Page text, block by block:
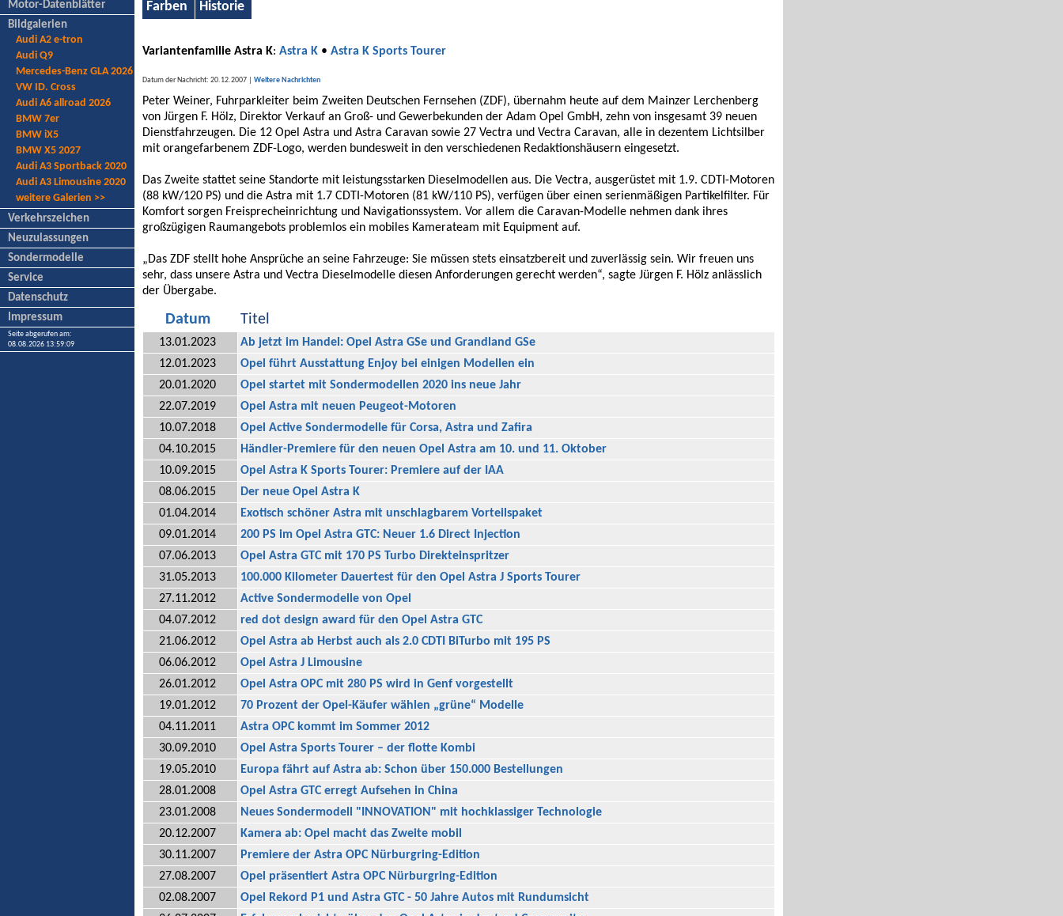
Motor-Datenblätter
Bildgalerien
Audi A2 e-tron
Audi Q9
Mercedes-Benz GLA 2026
VW ID. Cross
Audi A6 allroad 2026
BMW 7er
BMW iX5
BMW X5 2027
Audi A3 Sportback 2020
Audi A3 Limousine 2020
weitere Galerien >>
Verkehrszeichen
Neuzulassungen
Sondermodelle
Service
Datenschutz
Impressum
Seite abgerufen am:
08.08.2026 13:59:09
Farben
Historie
Variantenfamilie Astra K: Astra K • Astra K Sports Tourer
Datum der Nachricht: 20.12.2007 | Weitere Nachrichten
Peter Weiner, Fuhrparkleiter beim Zweiten Deutschen Fernsehen (ZDF), übernahm heute auf dem Mainzer Lerchenberg
von Jürgen F. Hölz, Direktor Verkauf an Groß- und Gewerbekunden der Adam Opel GmbH, zehn von insgesamt 39 neuen
Dienstfahrzeugen. Die 12 Opel Astra und Astra Caravan sowie 27 Vectra und Vectra Caravan, alle in dezentem Lichtsilber
mit orangefarbenem ZDF-Logo, werden bundesweit in den verschiedenen Redaktionshäusern eingesetzt.
Das Zweite stattet seine Standorte mit leistungsstarken Dieselmodellen aus. Die Vectra, ausgerüstet mit 1.9. CDTI-Motoren
(88 kW/120 PS) und die Astra mit 1.7 CDTI-Motoren (81 kW/110 PS), verfügen über einen serienmäßigen Partikelfilter. Für
Komfort sorgen Freisprecheinrichtung und Navigationssystem. Vor allem die Caravan-Modelle nehmen dank ihres
großzügigen Raumangebots problemlos ein mobiles Kamerateam mit Equipment auf.
„Das ZDF stellt hohe Ansprüche an seine Fahrzeuge: Sie müssen stets einsatzbereit und zuverlässig sein. Wir freuen uns
sehr, dass unsere Astra und Vectra Dieselmodelle diesen Anforderungen gerecht werden“, sagte Jürgen F. Hölz anlässlich
der Übergabe.
Datum Titel
13.01.2023
Ab jetzt im Handel: Opel Astra GSe und Grandland GSe
12.01.2023
Opel führt Ausstattung Enjoy bei einigen Modellen ein
20.01.2020
Opel startet mit Sondermodellen 2020 ins neue Jahr
22.07.2019
Opel Astra mit neuen Peugeot-Motoren
10.07.2018
Opel Active Sondermodelle für Corsa, Astra und Zafira
04.10.2015
Händler-Premiere für den neuen Opel Astra am 10. und 11. Oktober
10.09.2015
Opel Astra K Sports Tourer: Premiere auf der IAA
08.06.2015
Der neue Opel Astra K
01.04.2014
Exotisch schöner Astra mit unschlagbarem Vorteilspaket
09.01.2014
200 PS im Opel Astra GTC: Neuer 1.6 Direct Injection
07.06.2013
Opel Astra GTC mit 170 PS Turbo Direkteinspritzer
31.05.2013
100.000 Kilometer Dauertest für den Opel Astra J Sports Tourer
27.11.2012
Active Sondermodelle von Opel
04.07.2012
red dot design award für den Opel Astra GTC
21.06.2012
Opel Astra ab Herbst auch als 2.0 CDTI BiTurbo mit 195 PS
06.06.2012
Opel Astra J Limousine
26.01.2012
Opel Astra OPC mit 280 PS wird in Genf vorgestellt
19.01.2012
70 Prozent der Opel-Käufer wählen „grüne“ Modelle
04.11.2011
Astra OPC kommt im Sommer 2012
30.09.2010
Opel Astra Sports Tourer – der flotte Kombi
19.05.2010
Europa fährt auf Astra ab: Schon über 150.000 Bestellungen
28.01.2008
Opel Astra GTC erregt Aufsehen in China
23.01.2008
Neues Sondermodell "INNOVATION" mit hochklassiger Technologie
20.12.2007
Kamera ab: Opel macht das Zweite mobil
30.11.2007
Premiere der Astra OPC Nürburgring-Edition
27.08.2007
Opel präsentiert Astra OPC Nürburgring-Edition
02.08.2007
Opel Rekord P1 und Astra GTC - 50 Jahre Autos mit Rundumsicht